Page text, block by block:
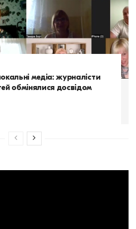
медіа: журналісти
обмінялися досвідом